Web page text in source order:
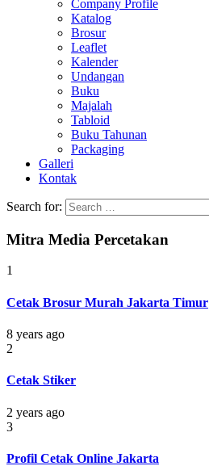
Company Profile
Katalog
Brosur
Leaflet
Kalender
Undangan
Buku
Majalah
Tabloid
Buku Tahunan
Packaging
Galleri
Kontak
Search for:
Mitra Media Percetakan
1
Cetak Brosur Murah Jakarta Timur
8 years ago
2
Cetak Stiker
2 years ago
3
Profil Cetak Online Jakarta